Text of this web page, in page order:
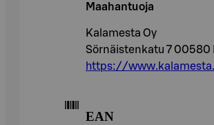
Maahantuoja
Kalamesta Oy
Sörnäistenkatu 7 00580
https://
EAN